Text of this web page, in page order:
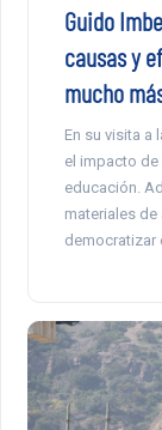
Guido
causas y
mucho
En su visita a
el impacto de
educación.
materiales
democratizar